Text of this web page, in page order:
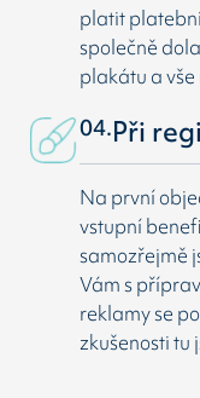
platit
společně
plakátu a
04.Při
Na první
vstupní
samozřejmě
Vám s
reklamy se
zkušenosti tu